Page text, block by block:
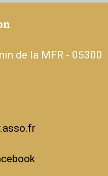
de la MFR - 05300